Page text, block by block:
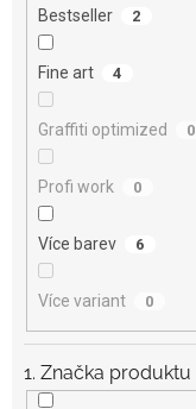
Bestseller 2
Fine art 4
Graffiti optimized 0
Profi work 0
Více barev 6
Více variant 0
1. Značka produktu